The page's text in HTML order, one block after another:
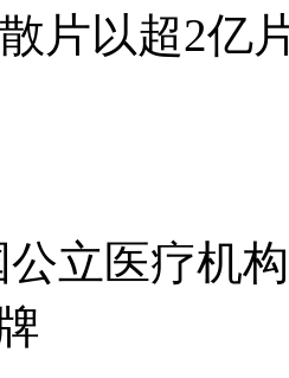
片以超2亿
公立医疗机